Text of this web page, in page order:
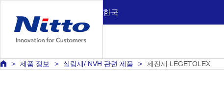
한국
제품 정보 실링재/ NVH 관련 제품 제진재 LEGETOLEX